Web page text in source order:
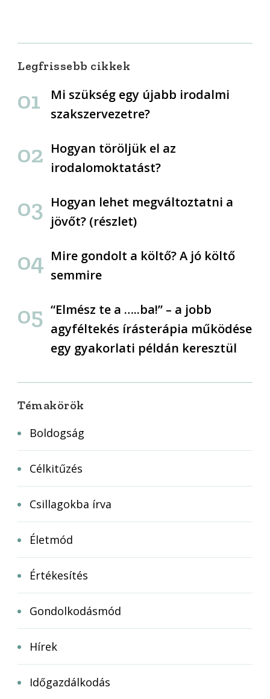
Legfrissebb cikkek
Mi szükség egy újabb irodalmi
szakszervezetre?
Hogyan töröljük el az
irodalomoktatást?
Hogyan lehet megváltoztatni a
jövőt? (részlet)
Mire gondolt a költő? A jó költő
semmire
“Elmész te a …..ba!” – a jobb
agyféltekés írásterápia működése
egy gyakorlati példán keresztül
Témakörök
Boldogság
Célkitűzés
Csillagokba írva
Életmód
Értékesítés
Gondolkodásmód
Hírek
Időgazdálkodás